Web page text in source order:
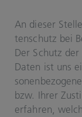
An die­ser
ten­schutz bei
Der Schutz
Daten ist uns
bzw. Ihrer
er­fah­ren,